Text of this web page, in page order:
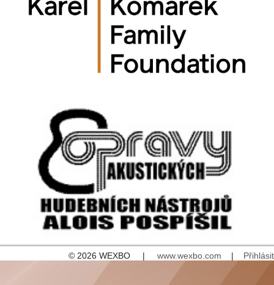
© 2026 WEXBO | www.wexbo.com | Přihlásit